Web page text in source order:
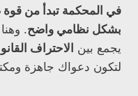
في المحكمة تبدأ من
بشكل نظامي واضح.
يجمع بين
الاحتراف
لتكون دعواك جاهزة